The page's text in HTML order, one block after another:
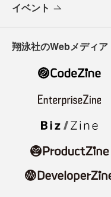
イベント
翔泳社のWebメディア